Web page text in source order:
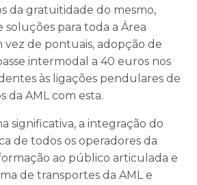
da gratuitidade do mesmo,
para toda a Área
de pontuais, adopção de
intermodal a 40 euros nos
às ligações pendulares de
da AML com esta.
significativa, a integração do
de todos os operadores da
ao público articulada e
de transportes da AML e